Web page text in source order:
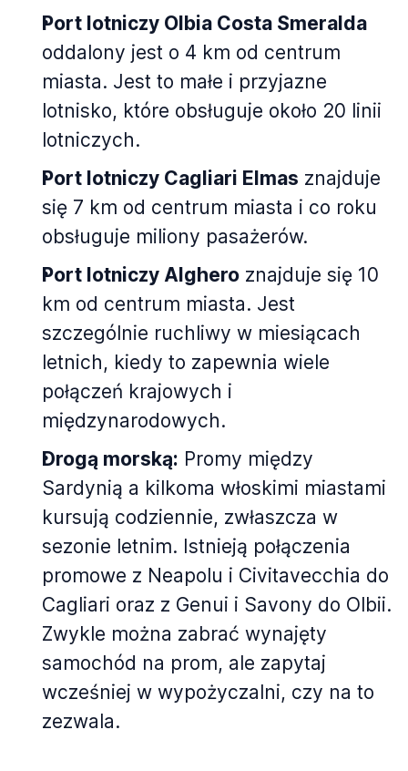
Port lotniczy Olbia Costa Smeralda
oddalony jest o 4 km od centrum
miasta. Jest to małe i przyjazne
lotnisko, które obsługuje około 20 linii
lotniczych.
Port lotniczy Cagliari Elmas znajduje
się 7 km od centrum miasta i co roku
obsługuje miliony pasażerów.
Port lotniczy Alghero znajduje się 10
km od centrum miasta. Jest
szczególnie ruchliwy w miesiącach
letnich, kiedy to zapewnia wiele
połączeń krajowych i
międzynarodowych.
Drogą morską: Promy między
Sardynią a kilkoma włoskimi miastami
kursują codziennie, zwłaszcza w
sezonie letnim. Istnieją połączenia
promowe z Neapolu i Civitavecchia do
Cagliari oraz z Genui i Savony do Olbii.
Zwykle można zabrać wynajęty
samochód na prom, ale zapytaj
wcześniej w wypożyczalni, czy na to
zezwala.